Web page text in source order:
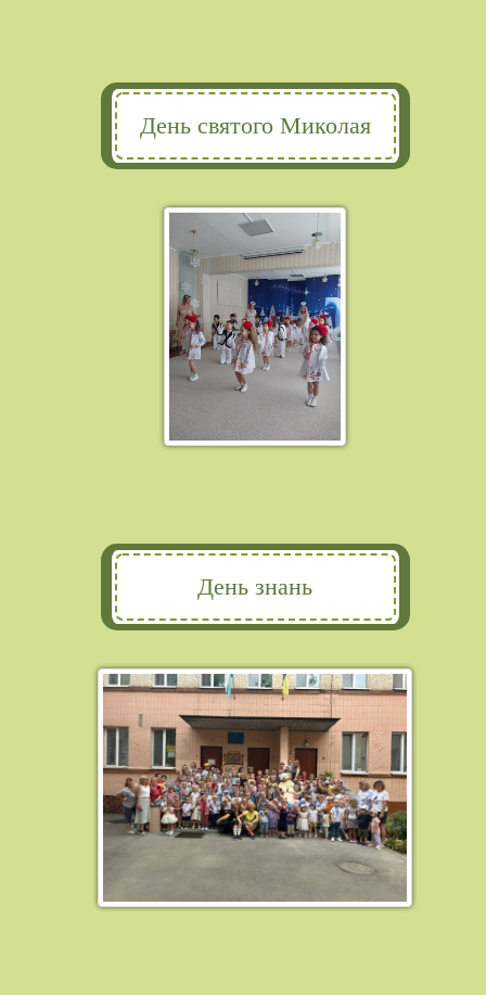
День святого Миколая
День знань